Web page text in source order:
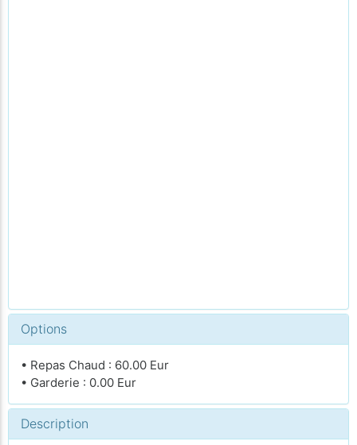
Options
• Repas Chaud : 60.00 Eur
• Garderie : 0.00 Eur
Description